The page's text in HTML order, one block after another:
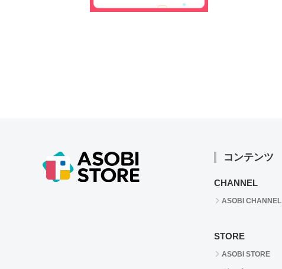
コンテンツ
CHANNEL
ASOBI CHANNEL
STORE
ASOBI STORE